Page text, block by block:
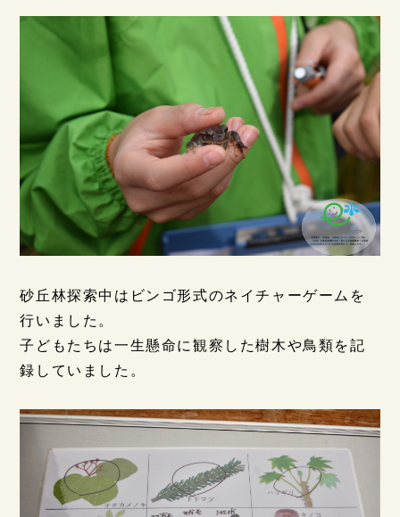
砂丘林探索中はビンゴ形式のネイチャーゲームを
行いました。
子どもたちは一生懸命に観察した樹木や鳥類を記
録していました。